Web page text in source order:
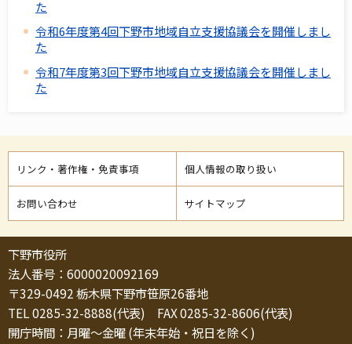
た
令和6年度第4回下野市地域自立支援協議会を開催しまし
た
令和7年度第3回下野市地域自立支援協議会を開催しまし
た
リンク・著作権・免責事項 個人情報の取り扱い
お問い合わせ サイトマップ
下野市役所
法人番号：6000020092169
〒329-0492 栃木県下野市笹原26番地
TEL 0285-32-8888(代表) FAX 0285-32-8606(代表)
開庁時間：月曜～金曜 (年末年始・祝日を除く)